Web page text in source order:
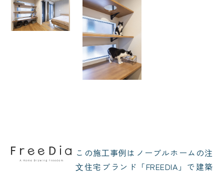
この施⼯事例はノーブルホームの注
⽂住宅ブランド「FREEDIA」で建築